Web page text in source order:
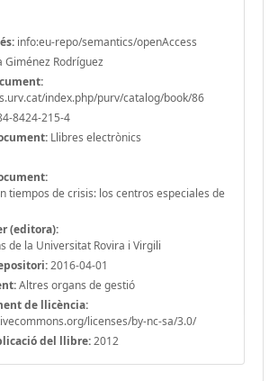
info:eu-repo/semantics/openAccess
Giménez Rodríguez
index.php/purv/catalog/book/86
8424-215-4
Llibres electrònics
tiempos de crisis: los centros especiales de
(editora):
de la Universitat Rovira i Virgili
2016-04-01
Altres organs de gestió
de llicència:
licenses/by-nc-sa/3.0/
del llibre:2012